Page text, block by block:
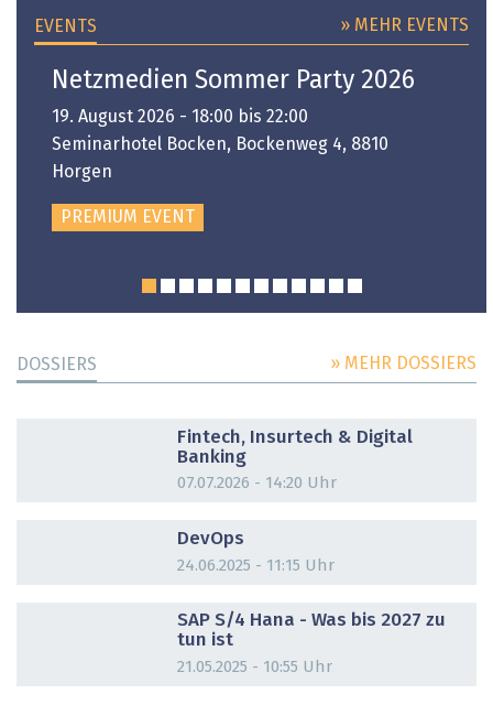
EVENTS » MEHR EVENTS
Netzmedien Sommer Party 2026
19. August 2026 - 18:00 bis 22:00
Seminarhotel Bocken, Bockenweg 4, 8810
Horgen
PREMIUM EVENT
DOSSIERS » MEHR DOSSIERS
Fintech, Insurtech & Digital
Banking
07.07.2026 - 14:20 Uhr
DevOps
24.06.2025 - 11:15 Uhr
SAP S/4 Hana - Was bis 2027 zu
tun ist
21.05.2025 - 10:55 Uhr